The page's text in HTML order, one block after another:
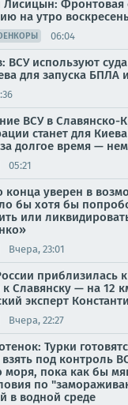
Лисицын: Фронтовая
на утро
06:04
ВСУ используют
для запуска БПЛА
ВСУ в Славянско-
станет для
долгое время —
05:21
конца уверен в
бы хотя бы
или
Вчера, 23:01
приблизилась
к Славянску — на 12
эксперт
Вчера, 22:27
Турки
взять под контроль
моря, пока как бы
по
в водной среде